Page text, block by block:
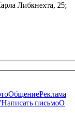
Либкнехта, 25;
ОбщениеРеклама
Написать письмоО